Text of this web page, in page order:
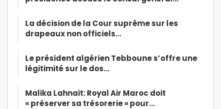
La décision de la Cour suprême sur les
drapeaux non officiels…
Le président algérien Tebboune s’offre une
légitimité sur le dos…
Malika Lahnait: Royal Air Maroc doit
« préserver sa trésorerie » pour…